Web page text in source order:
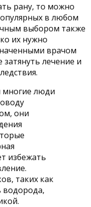
рану, то можно
в любом
выбором также
их нужно
врачом
лечение и
многие люди
они
избежать
таких как
водорода,